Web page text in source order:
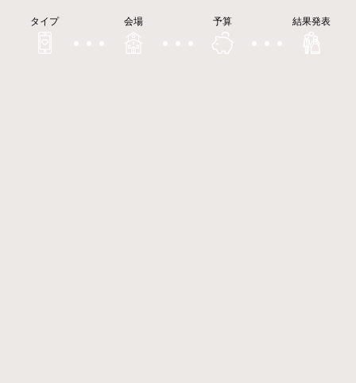
タイプ 会場 予算 結果発表